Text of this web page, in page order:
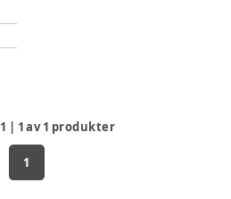
1 | 1av1 produkter
1